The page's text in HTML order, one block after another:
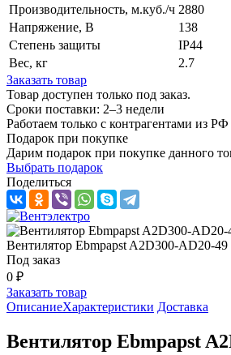
Производительность, м.куб./ч 2880
Напряжение, B
138
Степень защиты
IP44
Вес, кг
2.7
Заказать товар
Товар доступен только под заказ.
Сроки поставки: 2–3 недели
Работаем только с контрагентами из РФ
Подарок при покупке
Дарим подарок при покупке данного
Выбрать подарок
Поделиться
Вентилятор Ebmpapst A2D300-AD20-49
Под заказ
0 ₽
Заказать товар
ОписаниеХарактеристики Доставка
Вентилятор Ebmpapst